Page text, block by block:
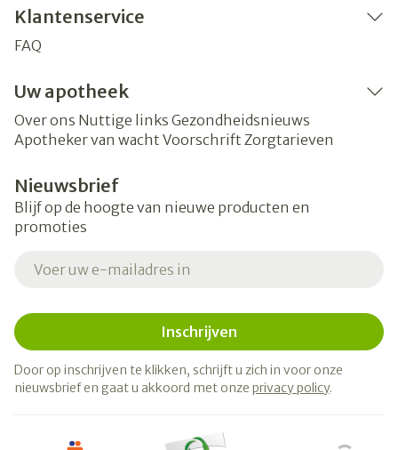
Klantenservice
FAQ
Uw apotheek
Over ons Nuttige links Gezondheidsnieuws
Apotheker van wacht Voorschrift Zorgtarieven
Nieuwsbrief
Blijf op de hoogte van nieuwe producten en
promoties
Inschrijven
Door op inschrijven te klikken, schrijft u zich in voor onze
nieuwsbrief en gaat u akkoord met onze privacy policy.